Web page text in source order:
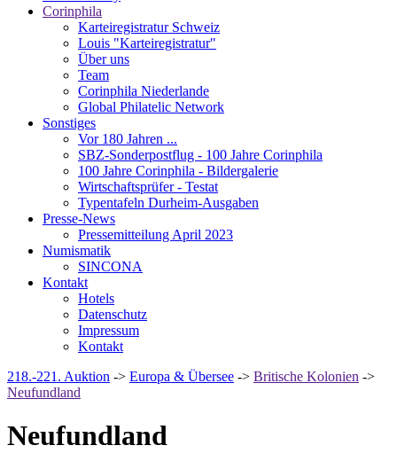
Corinphila
Karteiregistratur Schweiz
Louis "Karteiregistratur"
Über uns
Team
Corinphila Niederlande
Global Philatelic Network
Sonstiges
Vor 180 Jahren ...
SBZ-Sonderpostflug - 100 Jahre Corinphila
100 Jahre Corinphila - Bildergalerie
Wirtschaftsprüfer - Testat
Typentafeln Durheim-Ausgaben
Presse-News
Pressemitteilung April 2023
Numismatik
SINCONA
Kontakt
Hotels
Datenschutz
Impressum
Kontakt
218.-221. Auktion -> Europa & Übersee -> Britische Kolonien ->
Neufundland
Neufundland